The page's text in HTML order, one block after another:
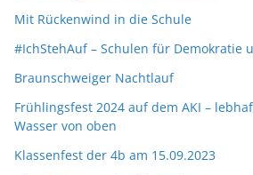
Mit Rückenwind in die Schule
#IchStehAuf – Schulen für Demokratie
Braunschweiger Nachtlauf
Frühlingsfest 2024 auf dem AKI –
Wasser von oben
Klassenfest der 4b am 15.09.2023